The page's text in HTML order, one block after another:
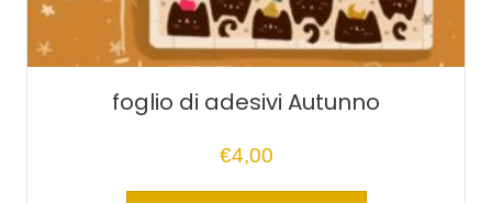
foglio di adesivi Autunno
€4,00